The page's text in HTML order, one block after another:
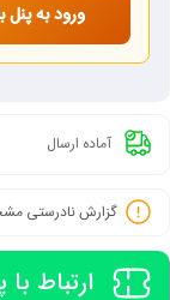
ورود به پنل
آماده ارسال
گزارش نادرستی
ارتباط